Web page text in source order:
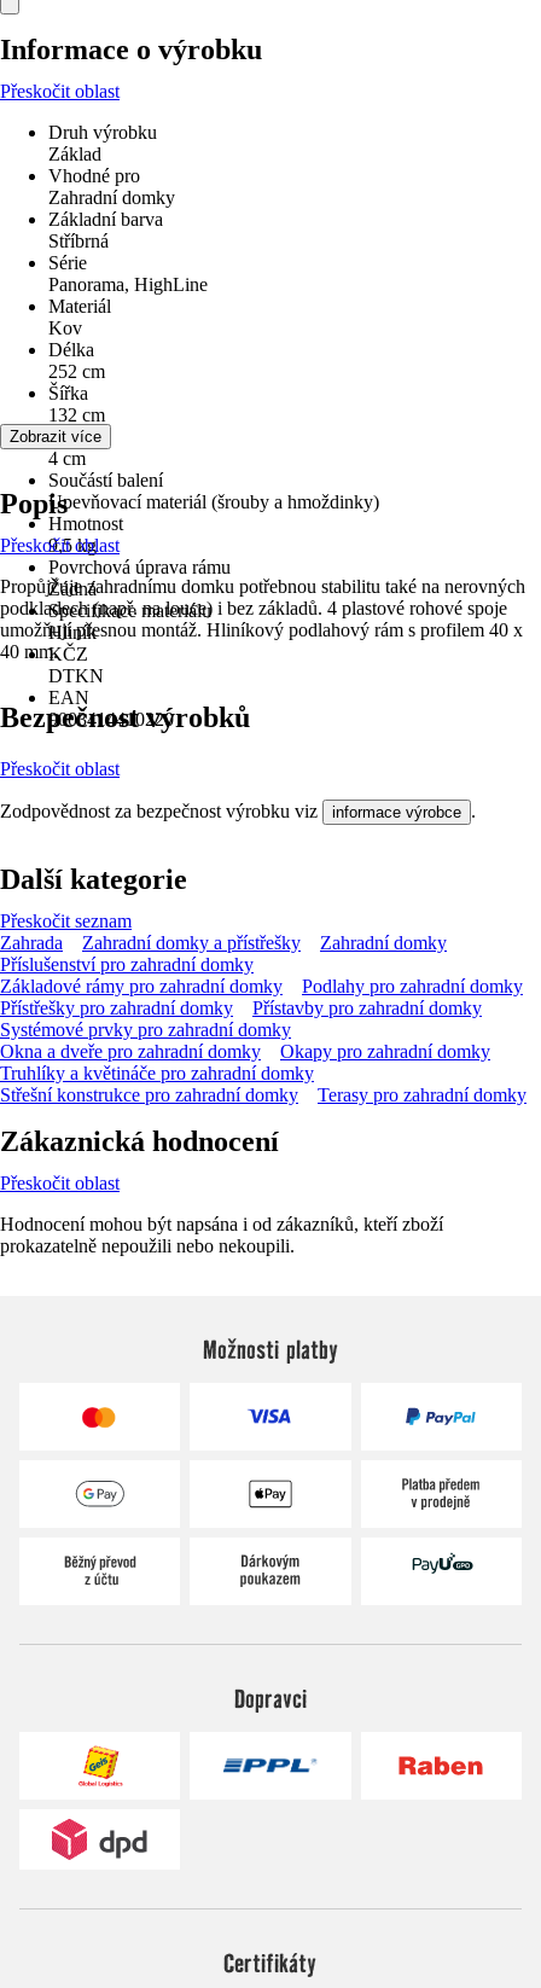
Informace o výrobku
Přeskočit oblast
Druh výrobku
Základ
Vhodné pro
Zahradní domky
Základní barva
Stříbrná
Série
Panorama, HighLine
Materiál
Kov
Délka
252 cm
Šířka
132 cm
Výška
4 cm
Součástí balení
Upevňovací materiál (šrouby a hmoždinky)
Hmotnost
9,5 kg
Povrchová úprava rámu
Žádná
Specifikace materiálu
Hliník
KČZ
DTKN
EAN
9003414410220
Zobrazit více
Popis
Přeskočit oblast
Propůjčuje zahradnímu domku potřebnou stabilitu také na nerovných
podkladech (např. na louce) i bez základů. 4 plastové rohové spoje
umožňují přesnou montáž. Hliníkový podlahový rám s profilem 40 x
40 mm.
Bezpečnost výrobků
Přeskočit oblast
Zodpovědnost za bezpečnost výrobku viz informace výrobce .
Další kategorie
Přeskočit seznam
Zahrada
Zahradní domky a přístřešky
Zahradní domky
Příslušenství pro zahradní domky
Základové rámy pro zahradní domky
Podlahy pro zahradní domky
Přístřešky pro zahradní domky
Přístavby pro zahradní domky
Systémové prvky pro zahradní domky
Okna a dveře pro zahradní domky
Okapy pro zahradní domky
Truhlíky a květináče pro zahradní domky
Střešní konstrukce pro zahradní domky
Terasy pro zahradní domky
Zákaznická hodnocení
Přeskočit oblast
Hodnocení mohou být napsána i od zákazníků, kteří zboží
prokazatelně nepoužili nebo nekoupili.
Možnosti platby
Dopravci
Certifikáty